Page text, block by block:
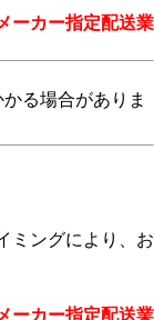
ーカー指定配送業
る場合がありま
ミングにより、お
ーカー指定配送業